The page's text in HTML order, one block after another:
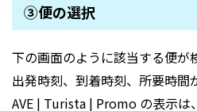
③便の選択
下の画面のように該当する便が
出発時刻、到着時刻、所要時間
AVE | Turista | Promo の表示は、